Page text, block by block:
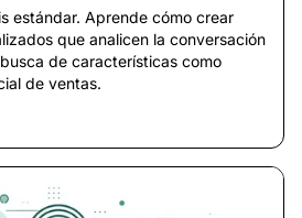
estándar. Aprende cómo crear
que analicen la conversación
de características como
de ventas.